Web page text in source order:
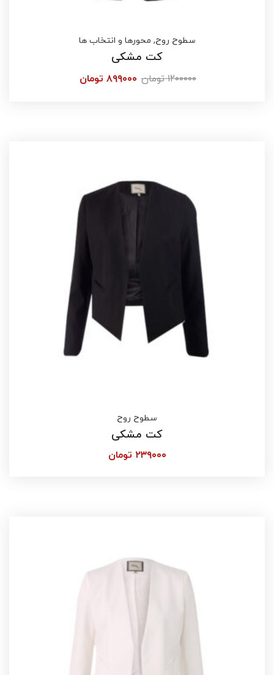
سطوح روح, محورها و انتخاب ها
کت مشکی
۱۲۰۰۰۰۰ تومان ۸۹۹۰۰۰ تومان
سطوح روح
کت مشکی
۲۳۹۰۰۰ تومان